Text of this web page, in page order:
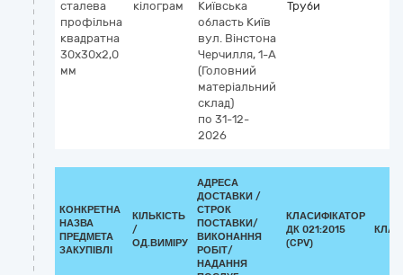
сталева
профільна
квадратна
30х30х2,0
мм
кілограм
Київська
область Київ
вул. Вінстона
Черчилля, 1-А
(Головний
матеріальний
склад)
по 31-12-
2026
Труби
КОНКРЕТНА
НАЗВА
ПРЕДМЕТА
ЗАКУПІВЛІ
КІЛЬКІСТЬ
/
ОД.ВИМІРУ
АДРЕСА
ДОСТАВКИ /
СТРОК
ПОСТАВКИ/
ВИКОНАННЯ
РОБІТ/
НАДАННЯ
КЛАСИФІКАТОР
ДК 021:2015
(CPV)